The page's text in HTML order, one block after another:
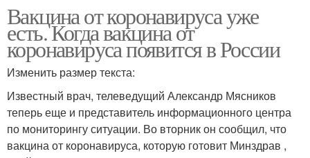
Вакцина от коронавируса уже
есть. Когда вакцина от
коронавируса появится в России
Изменить размер текста:
Известный врач, телеведущий Александр Мясников
теперь еще и представитель информационного центра
по мониторингу ситуации. Во вторник он сообщил, что
вакцина от коронавируса, которую готовит Минздрав ,